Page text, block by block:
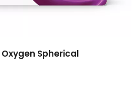
Spherical